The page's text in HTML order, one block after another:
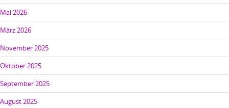
Mai 2026
März 2026
November 2025
Oktober 2025
September 2025
August 2025